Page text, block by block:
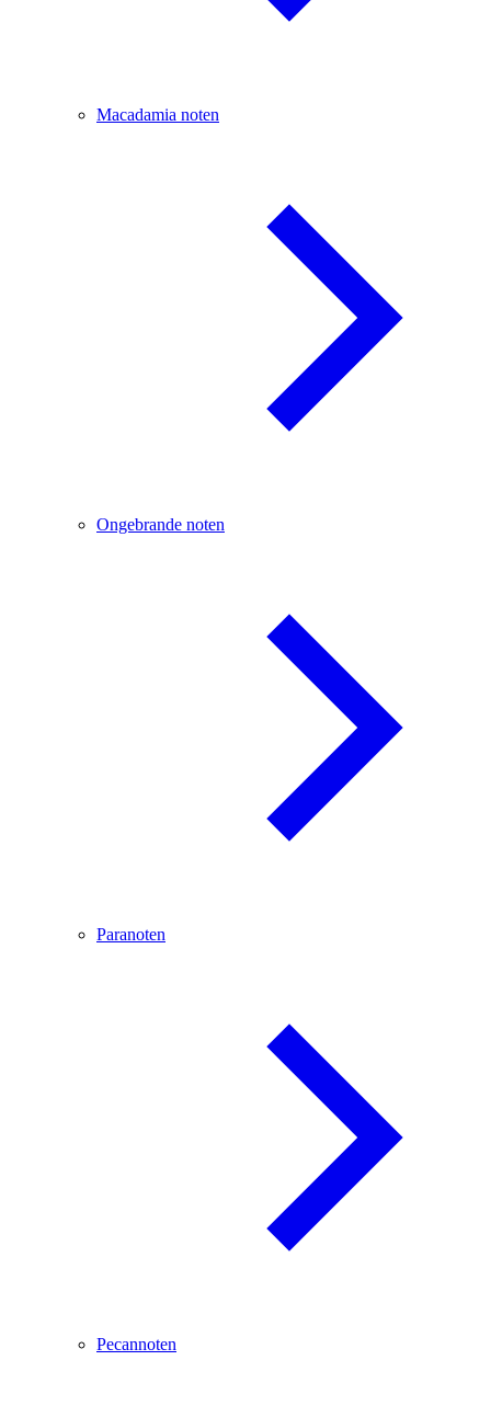
Macadamia noten
Ongebrande noten
Paranoten
Pecannoten